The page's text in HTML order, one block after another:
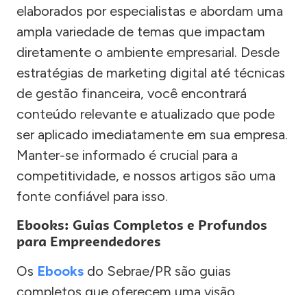
elaborados por especialistas e abordam uma
ampla variedade de temas que impactam
diretamente o ambiente empresarial. Desde
estratégias de marketing digital até técnicas
de gestão financeira, você encontrará
conteúdo relevante e atualizado que pode
ser aplicado imediatamente em sua empresa.
Manter-se informado é crucial para a
competitividade, e nossos artigos são uma
fonte confiável para isso.
Ebooks: Guias Completos e Profundos
para Empreendedores
Os Ebooks do Sebrae/PR são guias
completos que oferecem uma visão